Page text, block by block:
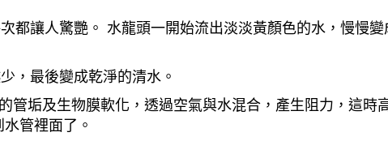
都讓人驚艷。 水龍頭一開始流出淡淡黃顏色的水，慢慢
，最後變成乾淨的清水。
垢及生物膜軟化，透過空氣與水混合，產生阻力，這時
管裡面了。